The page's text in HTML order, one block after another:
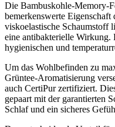
Die Bambuskohle-Memory-
bemerkenswerte Eigenschaft
viskoelastische Schaumstoff
eine antibakterielle
hygienischen und
Um das Wohlbefinden zu
Grüntee-Aromatisierung
auch CertiPur zertifiziert.
gepaart mit der garantierten
Schlaf und ein sicheres